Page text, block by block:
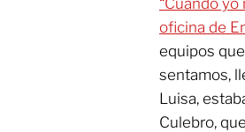
“Cuando
oficina de
equipos
sentamos,
Luisa,
Culebro,